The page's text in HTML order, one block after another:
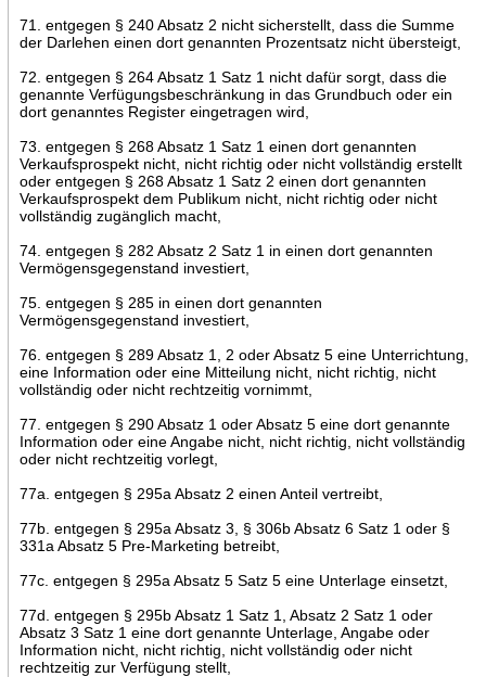
71. entgegen § 240 Absatz 2 nicht sicherstellt, dass die Summe
der Darlehen einen dort genannten Prozentsatz nicht übersteigt,
72. entgegen § 264 Absatz 1 Satz 1 nicht dafür sorgt, dass die
genannte Verfügungsbeschränkung in das Grundbuch oder ein
dort genanntes Register eingetragen wird,
73. entgegen § 268 Absatz 1 Satz 1 einen dort genannten
Verkaufsprospekt nicht, nicht richtig oder nicht vollständig erstellt
oder entgegen § 268 Absatz 1 Satz 2 einen dort genannten
Verkaufsprospekt dem Publikum nicht, nicht richtig oder nicht
vollständig zugänglich macht,
74. entgegen § 282 Absatz 2 Satz 1 in einen dort genannten
Vermögensgegenstand investiert,
75. entgegen § 285 in einen dort genannten
Vermögensgegenstand investiert,
76. entgegen § 289 Absatz 1, 2 oder Absatz 5 eine Unterrichtung,
eine Information oder eine Mitteilung nicht, nicht richtig, nicht
vollständig oder nicht rechtzeitig vornimmt,
77. entgegen § 290 Absatz 1 oder Absatz 5 eine dort genannte
Information oder eine Angabe nicht, nicht richtig, nicht vollständig
oder nicht rechtzeitig vorlegt,
77a. entgegen § 295a Absatz 2 einen Anteil vertreibt,
77b. entgegen § 295a Absatz 3, § 306b Absatz 6 Satz 1 oder §
331a Absatz 5 Pre-Marketing betreibt,
77c. entgegen § 295a Absatz 5 Satz 5 eine Unterlage einsetzt,
77d. entgegen § 295b Absatz 1 Satz 1, Absatz 2 Satz 1 oder
Absatz 3 Satz 1 eine dort genannte Unterlage, Angabe oder
Information nicht, nicht richtig, nicht vollständig oder nicht
rechtzeitig zur Verfügung stellt,